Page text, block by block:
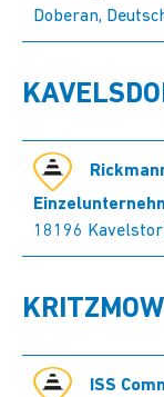
Doberan,
18196
KRITZMOW
ISS